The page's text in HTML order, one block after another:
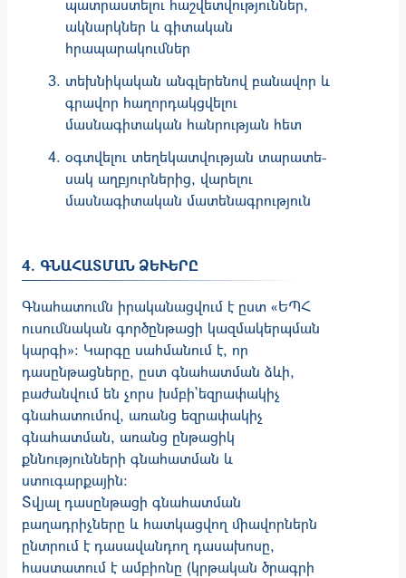
պատրաստելու հաշվետվություններ,
ակնարկներ և գիտական
հրապարակումներ
տեխնիկական անգլերենով բանավոր և
գրավոր հաղորդակցվելու
մասնագիտական հանրության հետ
օգտվելու տեղեկատվության տարա­տե­
սակ աղբյուրներից, վարելու
մասնագիտական մա­տե­նա­գրություն
4. ԳՆԱՀԱՏՄԱՆ ՁԵՒԵՐԸ
Գնահատումն իրականացվում է ըստ «ԵՊՀ
ուսումնական գործընթացի կազմակերպման
կարգի»: Կարգը սահմանում է, որ
դասընթացները, ըստ գնահատման ձևի,
բաժանվում են չորս խմբի`եզրափակիչ
գնահատումով, առանց եզրափակիչ
գնահատման, առանց ընթացիկ
քննությունների գնահատման և
ստուգարքային:
Տվյալ դասընթացի գնահատման
բաղադրիչները և հատկացվող միավորներն
ընտրում է դասավանդող դասախոսը,
հաստատում է ամբիոնը (կրթական ծրագրի